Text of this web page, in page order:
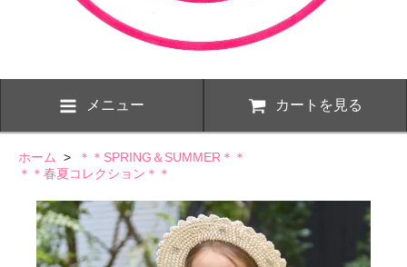
メニュー カートを見る
ホーム >
＊＊SPRING＆SUMMER＊＊
＊＊春夏コレクション＊＊